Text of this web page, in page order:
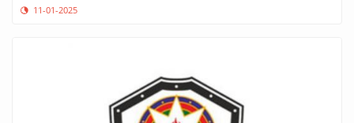
11-01-2025